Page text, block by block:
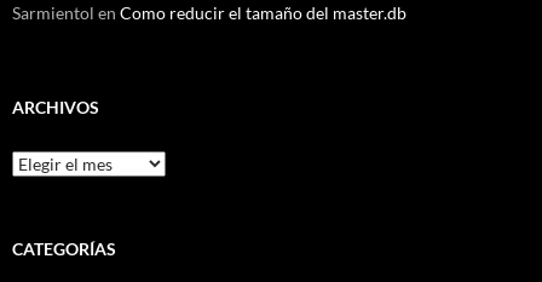
Sarmientol en Como reducir el tamaño del master.db
ARCHIVOS
Archivos
CATEGORÍAS